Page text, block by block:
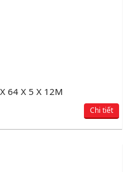
64 X 5 X 12M
Chi tiết